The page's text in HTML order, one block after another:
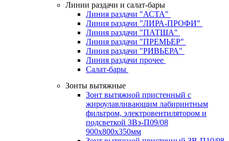
Линии раздачи и салат-бары
Линия раздачи "АСТА"
Линия раздачи "ЛИРА-ПРОФИ"
Линия раздачи "ПАТША"
Линия раздачи "ПРЕМЬЕР"
Линия раздачи "РИВЬЕРА"
Линия раздачи прочее
Салат-бары
Зонты вытяжные
Зонт вытяжной пристенный с
жироулавливающим лабиринтным
фильтром, электровентилятором и
подсветкой ЗВэ-П09/08
900х800х350мм